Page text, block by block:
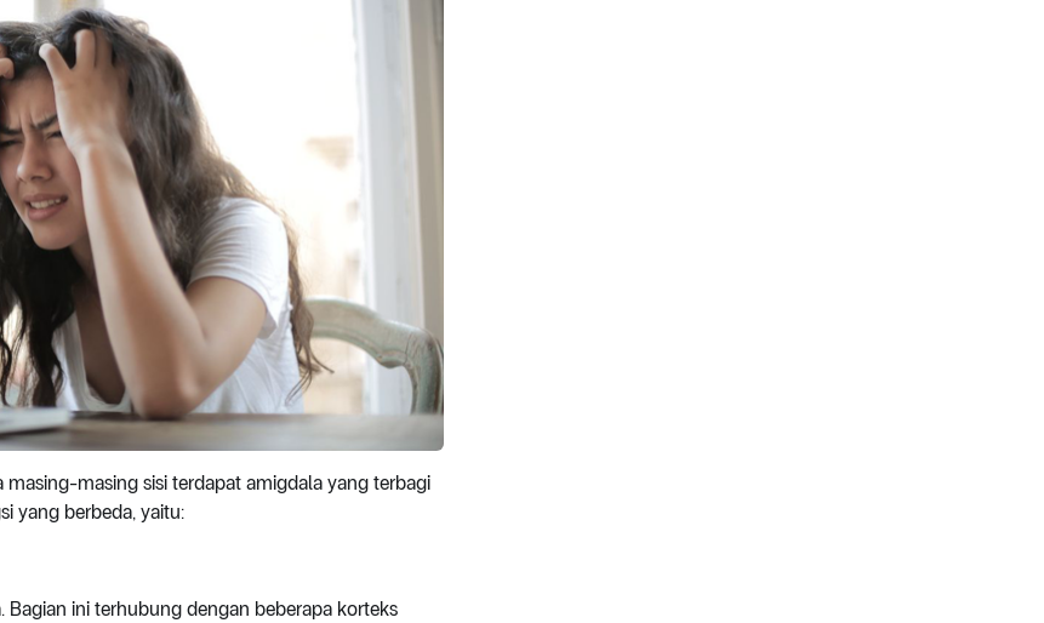
masing-masing sisi terdapat amigdala yang terbagi
yang berbeda, yaitu:
ini terhubung dengan beberapa korteks